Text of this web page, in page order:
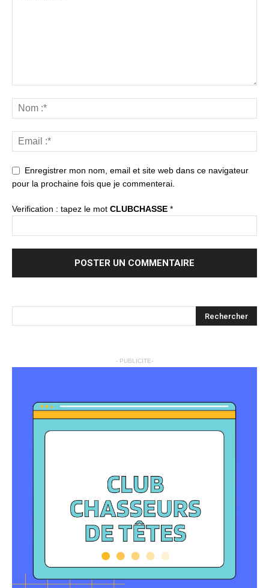
Enregistrer mon nom, email et site web dans ce navigateur
pour la prochaine fois que je commenterai.
Verification : tapez le mot CLUBCHASSE *
- PUBLICITE-